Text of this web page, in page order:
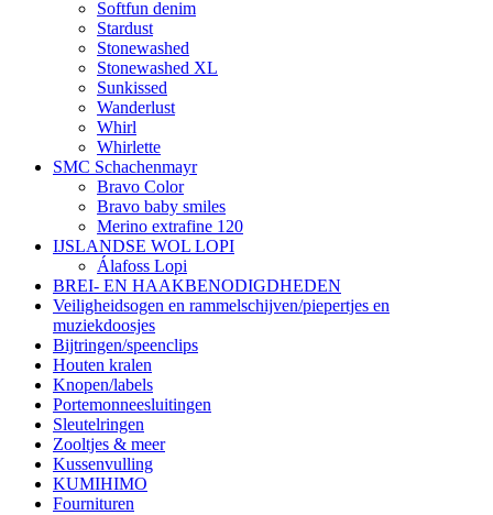
Softfun denim
Stardust
Stonewashed
Stonewashed XL
Sunkissed
Wanderlust
Whirl
Whirlette
SMC Schachenmayr
Bravo Color
Bravo baby smiles
Merino extrafine 120
IJSLANDSE WOL LOPI
Álafoss Lopi
BREI- EN HAAKBENODIGDHEDEN
Veiligheidsogen en rammelschijven/piepertjes en
muziekdoosjes
Bijtringen/speenclips
Houten kralen
Knopen/labels
Portemonneesluitingen
Sleutelringen
Zooltjes & meer
Kussenvulling
KUMIHIMO
Fournituren